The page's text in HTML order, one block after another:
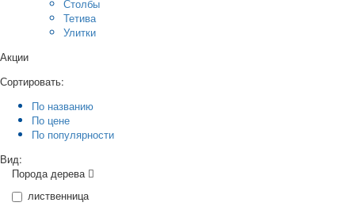
Столбы
Тетива
Улитки
Акции
Сортировать:
По названию
По цене
По популярности
Вид:
Порода дерева
лиственница